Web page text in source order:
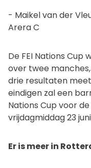
- Maikel van der
Arera C
De FEI Nations
over twee
drie resultaten
eindigen zal een
Nations Cup voor
vrijdagmiddag 23
Er is meer in